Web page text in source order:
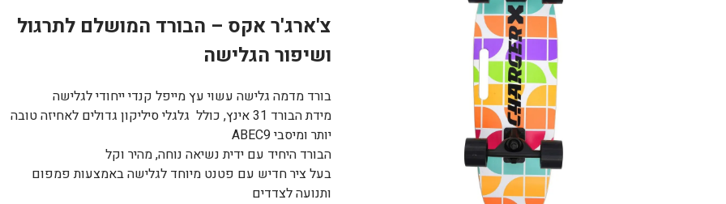
צ'ארג'ר אקס – הבורד המושלם לתרגול
ושיפור הגלישה
בורד מדמה גלישה עשוי עץ מייפל קנדי ייחודי לגלישה
מידת הבורד 31 אינץ, כולל גלגלי סיליקון גדולים לאחיזה טובה
יותר ומיסבי ABEC9
הבורד היחיד עם ידית נשיאה נוחה, מהיר וקל
בעל ציר חדיש עם פטנט מיוחד לגלישה באמצעות פמפום
ותנועה לצדדים